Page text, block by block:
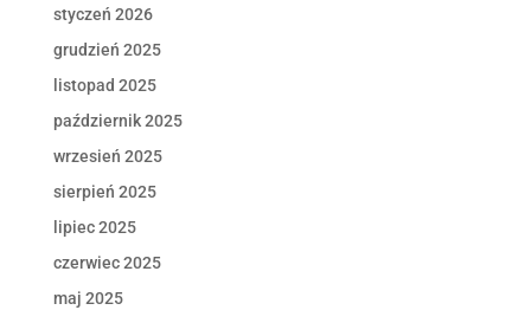
styczeń 2026
grudzień 2025
listopad 2025
październik 2025
wrzesień 2025
sierpień 2025
lipiec 2025
czerwiec 2025
maj 2025